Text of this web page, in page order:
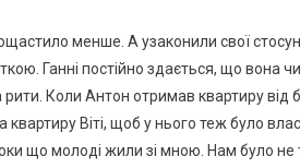
менше. А узаконили свої
Ганні постійно здається, що
рити. Коли Антон отримав квартиру від
Віті, щоб у нього теж було
що молоді жили зі мною. Нам було не